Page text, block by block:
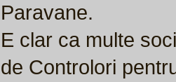
Paravane.
E clar ca multe
de Controlori